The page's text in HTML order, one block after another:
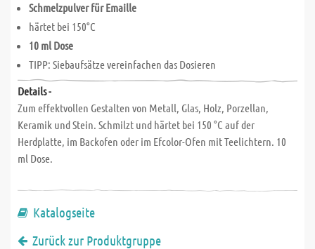
Schmelzpulver für Emaille
härtet bei 150°C
10 ml Dose
TIPP: Siebaufsätze vereinfachen das Dosieren
Details -
Zum effektvollen Gestalten von Metall, Glas, Holz, Porzellan,
Keramik und Stein. Schmilzt und härtet bei 150 °C auf der
Herdplatte, im Backofen oder im Efcolor-Ofen mit Teelichtern. 10
ml Dose.
Katalogseite
Zurück zur Produktgruppe